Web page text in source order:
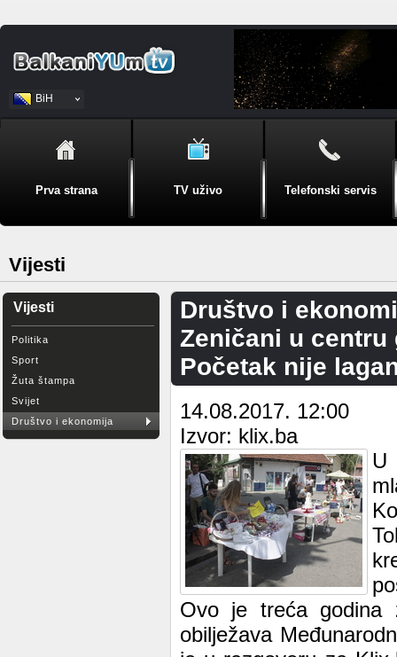
BiH
Srpski
Prva strana TV uživo Telefonski servis
Vijesti
Vijesti
Politika
Sport
Žuta štampa
Svijet
Društvo i ekonomija
Društvo i
Zeničani u
Početak nije
14.08.2017. 12:00
Izvor: klix.ba
U
Ovo je treća godina
obilježava